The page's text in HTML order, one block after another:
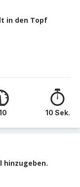
in den Topf
10 Sek.
hinzugeben.